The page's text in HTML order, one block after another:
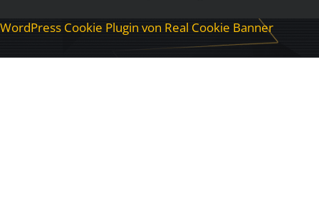
WordPress Cookie Plugin von Real Cookie Banner